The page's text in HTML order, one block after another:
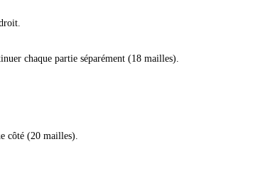
chaque partie séparément (18 mailles).
côté (20 mailles).